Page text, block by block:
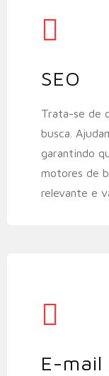
SEO
Trata-se de
busca.
garantindo
motores de
relevante e
E-mail